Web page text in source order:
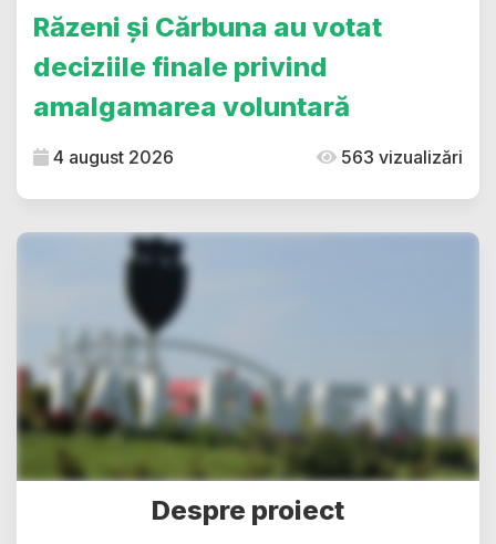
Răzeni și Cărbuna au votat
deciziile finale privind
amalgamarea voluntară
4 august 2026 563 vizualizări
Despre proiect